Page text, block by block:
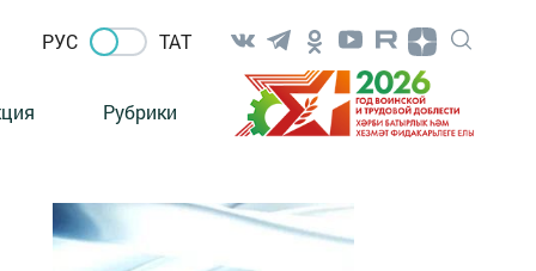
РУС ТАТ
Рубрики